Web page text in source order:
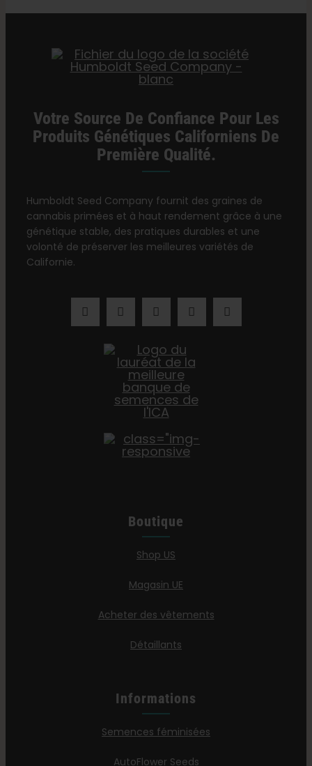
Votre Source De Confiance Pour Les
Produits Génétiques Californiens De
Première Qualité.
Humboldt Seed Company fournit des graines de
cannabis primées et à haut rendement grâce à une
génétique stable, des pratiques durables et une
volonté de préserver les meilleures variétés de
Californie.
Boutique
Shop US
Magasin UE
Acheter des vêtements
Détaillants
Informations
Semences féminisées
AutoFlower Seeds